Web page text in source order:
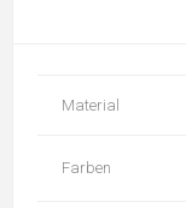
Material
Farben